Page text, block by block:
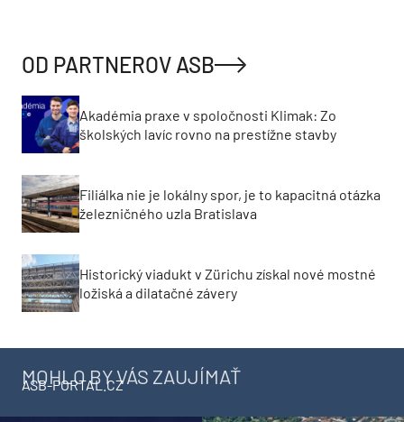
OD PARTNEROV ASB
Akadémia praxe v spoločnosti Klimak: Zo
školských lavíc rovno na prestížne stavby
Filiálka nie je lokálny spor, je to kapacitná otázka
železničného uzla Bratislava
Historický viadukt v Zürichu získal nové mostné
ložiská a dilatačné závery
MOHLO BY VÁS ZAUJÍMAŤ
ASB-PORTAL.CZ